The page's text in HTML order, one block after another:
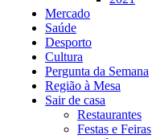
Mercado
Saúde
Desporto
Cultura
Pergunta da Semana
Região à Mesa
Sair de casa
Restaurantes
Festas e Feiras